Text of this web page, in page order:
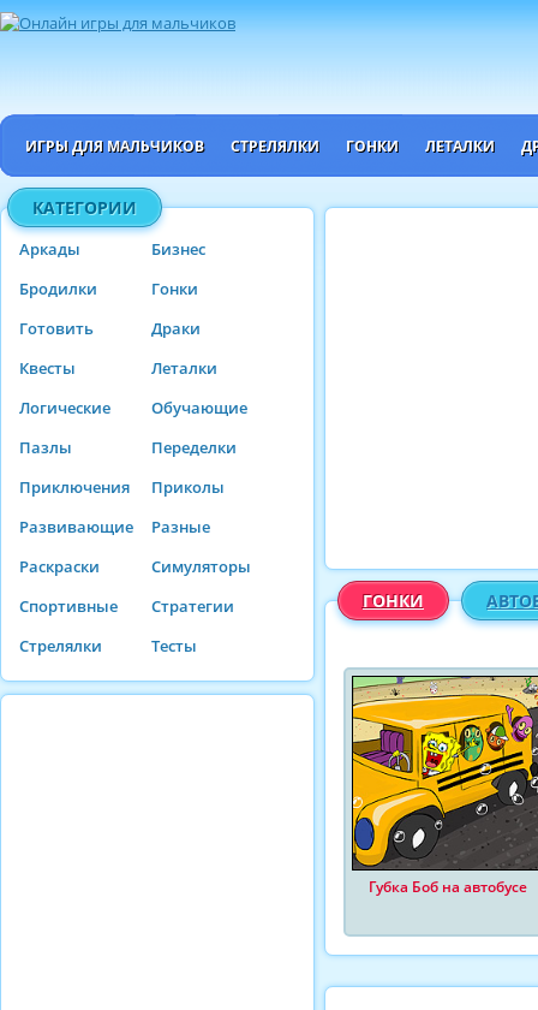
ИГРЫ ДЛЯ МАЛЬЧИКОВ СТРЕЛЯЛКИ ГОНКИ ЛЕТАЛКИ
КАТЕГОРИИ
Аркады
Бизнес
Бродилки
Гонки
Готовить
Драки
Квесты
Леталки
Логические
Обучающие
Пазлы
Переделки
Приключения
Приколы
Развивающие
Разные
Раскраски
Симуляторы
Спортивные
Стратегии
Стрелялки
Тесты
ГОНКИ
Губка Боб на автобусе